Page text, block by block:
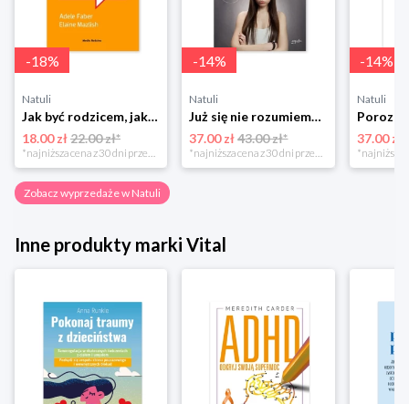
-18%
Natuli
Jak być rodzicem, jakim zawsze chciałeś być Media rodzina
18.00 zł22.00 zł*
*najniższa cena z 30 dni przed obniżką
-14%
Natuli
Już się nie rozumiemy! Jak przeżyć czas trzaskających drzwi Esprit
37.00 zł 43.00 zł*
*najniższa cena z 30 dni przed obniżką
-14%
Natuli
37.00 zł
Zobacz wyprzedaże w Natuli
Inne produkty marki Vital